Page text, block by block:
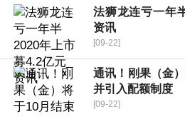
法狮龙连亏一年
资讯
[09-22]
通讯！刚果（金
并引入配额制度
[09-22]